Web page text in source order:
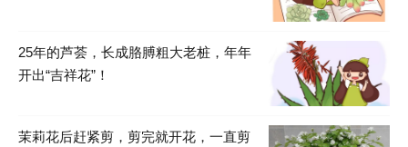
25年的芦荟，长成胳膊粗大老桩，年年
开出“吉祥花”！
茉莉花后赶紧剪，剪完就开花，一直剪